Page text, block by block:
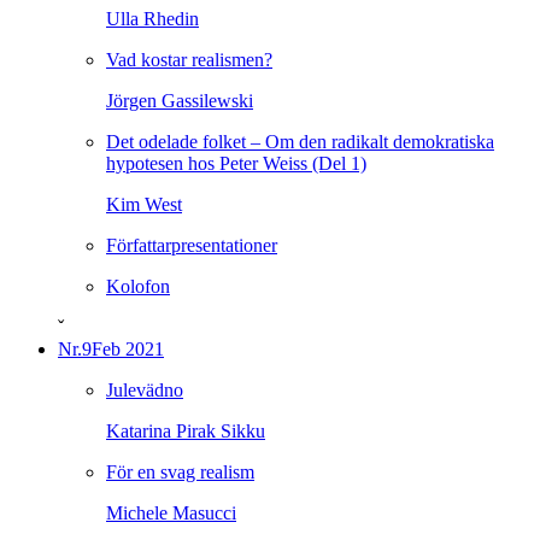
Ulla Rhedin
Vad kostar realismen?
Jörgen Gassilewski
Det odelade folket – Om den radikalt demokratiska
hypotesen hos Peter Weiss (Del 1)
Kim West
Författarpresentationer
Kolofon
ˇ
Nr.9Feb 2021
Julevädno
Katarina Pirak Sikku
För en svag realism
Michele Masucci